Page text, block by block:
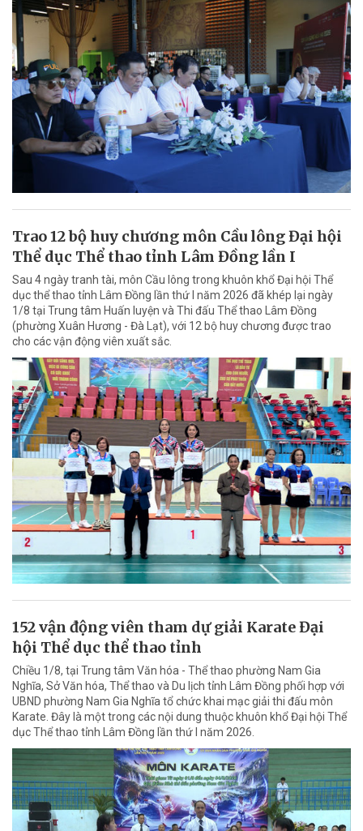
Trao 12 bộ huy chương môn Cầu lông Đại hội
Thể dục Thể thao tỉnh Lâm Đồng lần I
Sau 4 ngày tranh tài, môn Cầu lông trong khuôn khổ Đại hội Thể
dục thể thao tỉnh Lâm Đồng lần thứ I năm 2026 đã khép lại ngày
1/8 tại Trung tâm Huấn luyện và Thi đấu Thể thao Lâm Đồng
(phường Xuân Hương - Đà Lạt), với 12 bộ huy chương được trao
cho các vận động viên xuất sắc.
152 vận động viên tham dự giải Karate Đại
hội Thể dục thể thao tỉnh
Chiều 1/8, tại Trung tâm Văn hóa - Thể thao phường Nam Gia
Nghĩa, Sở Văn hóa, Thể thao và Du lịch tỉnh Lâm Đồng phối hợp với
UBND phường Nam Gia Nghĩa tổ chức khai mạc giải thi đấu môn
Karate. Đây là một trong các nội dung thuộc khuôn khổ Đại hội Thể
dục Thể thao tỉnh Lâm Đồng lần thứ I năm 2026.